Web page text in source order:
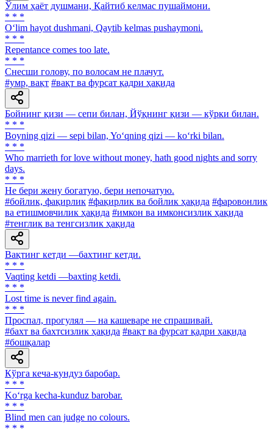
Ўлим ҳаёт душмани, Қайтиб келмас пушаймони.
* * *
O‘lim hayot dushmani, Qaytib kelmas pushaymoni.
* * *
Repentance comes too late.
* * *
Снесши голову, по волосам не плачут.
#умр, вақт #вақт ва фурсат қадри ҳақида
Бойнинг қизи — сепи билан, Йўқнинг қизи — кўрки билан.
* * *
Boyning qizi — sepi bilan, Yo‘qning qizi — ko‘rki bilan.
* * *
Who marrieth for love without money, hath good nights and sorry
days.
* * *
He бери жену богатую, бери непочатую.
#бойлик, фақирлик #фақирлик ва бойлик ҳақида #фаровонлик
ва етишмовчилик ҳақида #имкон ва имконсизлик ҳақида
#тенглик ва тенгсизлик ҳақида
Вақтинг кетди —бахтинг кетди.
* * *
Vaqting ketdi —baxting ketdi.
* * *
Lost time is never find again.
* * *
Проспал, прогулял — на кашеваре не спрашивай.
#бахт ва бахтсизлик ҳақида #вақт ва фурсат қадри ҳақида
#бошқалар
Кўрга кеча-кундуз баробар.
* * *
Ko‘rga kecha-kunduz barobar.
* * *
Blind men can judge no colours.